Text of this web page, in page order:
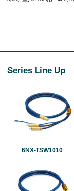
Series Line Up
6NX-TSW1010